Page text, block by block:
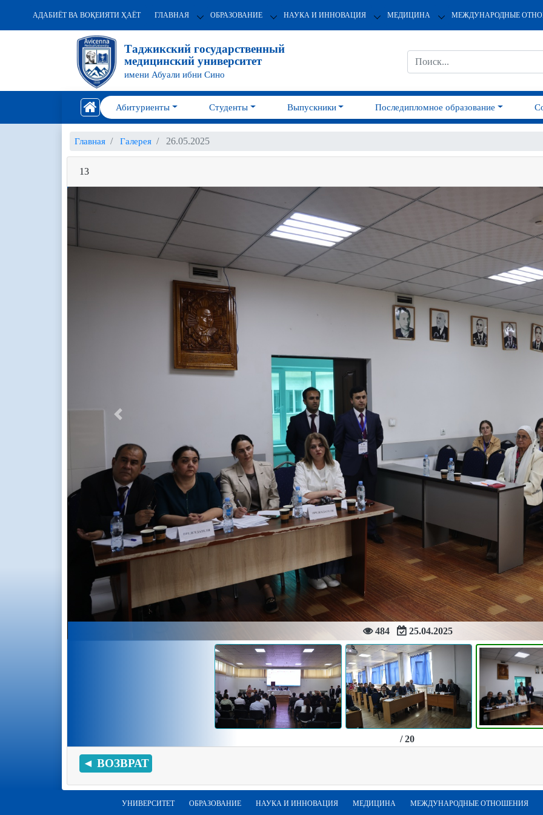
АДАБИЁТ ВА ВОҚЕИЯТИ ҲАЁТ ГЛАВНАЯ ОБРАЗОВАНИЕ НАУКА И ИННОВАЦИЯ МЕДИЦИНА МЕЖДУНАРОДНЫЕ
Таджикский государственный
медицинский университет
имени Абуали ибни Сино
Абитуриенты Студенты Выпускники Последипломное образование
Главная Галерея 26.05.2025
13
484 25.04.2025
Previous
/ 20
◄ ВОЗВРАТ
УНИВЕРСИТЕТ ОБРАЗОВАНИЕ НАУКА И ИННОВАЦИЯ МЕДИЦИНА МЕЖДУНАРОДНЫЕ ОТНОШЕНИЯ